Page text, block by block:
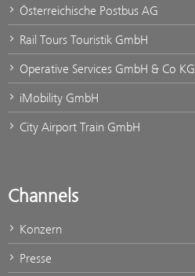
Österreichische Postbus AG
Rail Tours Touristik GmbH
Operative Services GmbH & Co KG
iMobility GmbH
City Airport Train GmbH
Channels
Konzern
Presse